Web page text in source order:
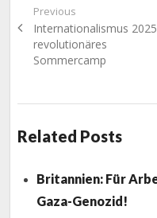
Previous
Previous
post:
Internationalismus
revolutionäres
Sommercamp
Related Posts
Britannien: Für
Gaza-Genozid!